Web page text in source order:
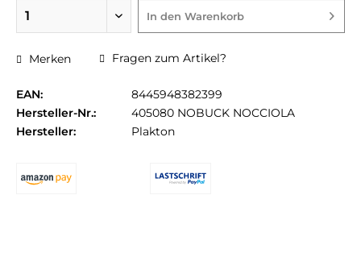
In den Warenkorb
Merken Fragen zum Artikel?
EAN:
8445948382399
Hersteller-Nr.:
405080 NOBUCK NOCCIOLA
Hersteller:
Plakton